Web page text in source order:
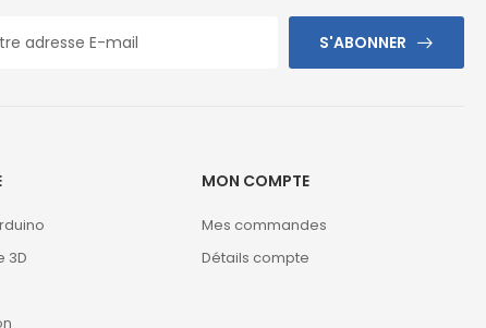
S'ABONNER
3D
MON COMPTE
Mes commandes
Détails compte